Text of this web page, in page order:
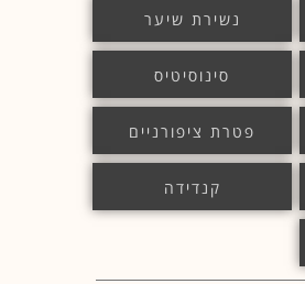
נשירת שיער
סינוסיטיס
פטרת ציפורניים
קנדידה